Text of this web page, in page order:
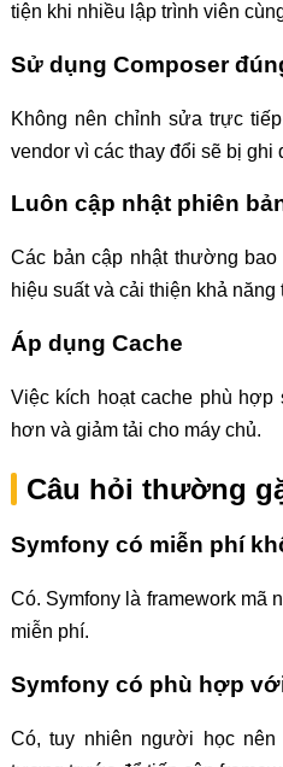
tiện khi nhiều lập trình viên
Sử dụng Composer
Không nên chỉnh sửa trực
vendor vì các thay đổi sẽ bị ghi
Luôn cập nhật phiên
Các bản cập nhật thường
hiệu suất và cải thiện khả
Áp dụng Cache
Việc kích hoạt cache phù
hơn và giảm tải cho máy chủ.
Câu hỏi thường
Symfony có miễn phí
Có. Symfony là framework mã
miễn phí.
Symfony có phù hợp
Có, tuy nhiên người học